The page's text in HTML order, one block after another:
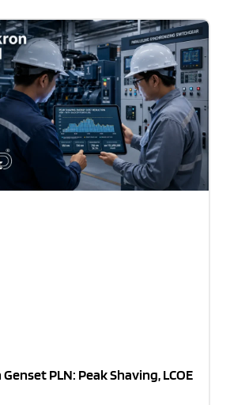
PLN: Peak Shaving, LCOE